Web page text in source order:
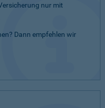
nur mit
Dann empfehlen wir